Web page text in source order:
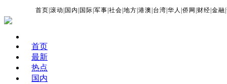
首页 |滚动 国内 国际 |军事 |社会 |地方 |港澳 台湾 |华人 |侨网 财经 |金融 |
首页
最新
热点
国内